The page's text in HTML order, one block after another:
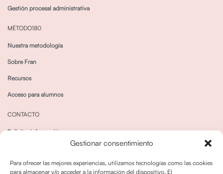
Gestionar consentimiento
Para ofrecer las mejores experiencias, utilizamos tecnologías como las cookies
para almacenar y/o acceder a la información del dispositivo. El
Gestión procesal administrativa
MÉTODO180
Nuestra metodología
Sobre Fran
Recursos
Acceso para alumnos
CONTACTO
Solicitar información